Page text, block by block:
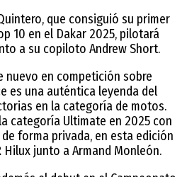
que consiguió su primer
10 en el Dakar 2025, pilotará
a su copiloto Andrew Short.
nuevo en competición sobre
es una auténtica leyenda del
en la categoría de motos.
categoría Ultimate en 2025 con
forma privada, en esta edición
Hilux junto a Armand Monleón.